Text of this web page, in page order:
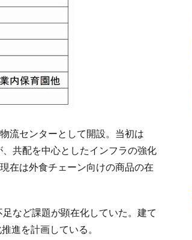
流センターとして開設。当初は
共配を中心としたインフラの強化
在は外食チェーン向けの商品の在
など課題が顕在化していた。建て
進を計画している。